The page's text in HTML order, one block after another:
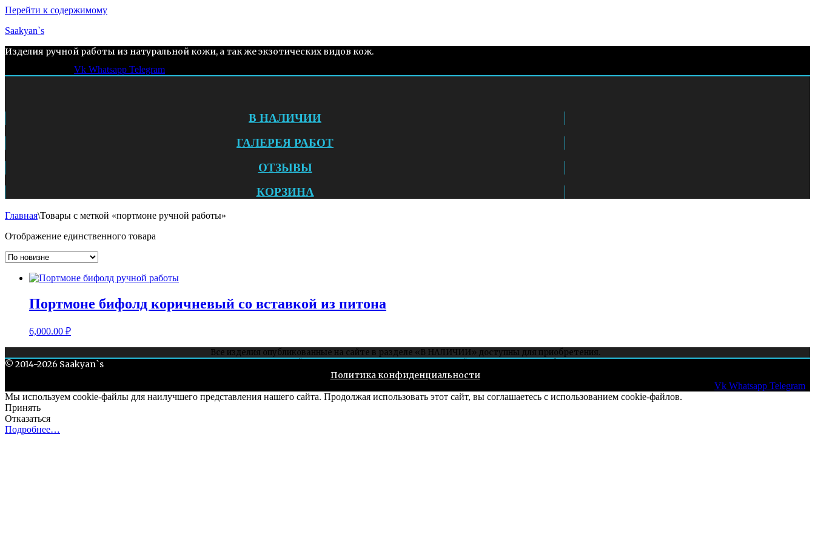
Перейти к содержимому
Saakyan`s
Изделия ручной работы из натуральной кожи, а так же экзотических видов кож.
Vk Whatsapp Telegram
В НАЛИЧИИ
ГАЛЕРЕЯ РАБОТ
ОТЗЫВЫ
КОРЗИНА
Главная\Товары с меткой «портмоне ручной работы»
Отображение единственного товара
Портмоне бифолд коричневый со вставкой из питона
6,000.00 ₽
Все изделия опубликованные на сайте в разделе «В НАЛИЧИИ» доступны для приобретения.
© 2014-2026 Saakyan`s
Политика конфиденциальности
Vk Whatsapp Telegram
Мы используем cookie-файлы для наилучшего представления нашего сайта. Продолжая использовать этот сайт, вы соглашаетесь с использованием cookie-файлов.
Принять
Отказаться
Подробнее…